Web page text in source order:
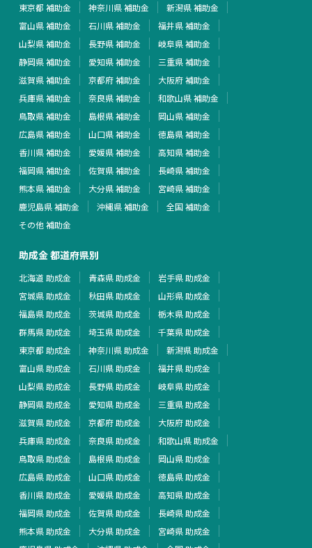
東京都 補助金
神奈川県 補助金
新潟県 補助金
富山県 補助金
石川県 補助金
福井県 補助金
山梨県 補助金
長野県 補助金
岐阜県 補助金
静岡県 補助金
愛知県 補助金
三重県 補助金
滋賀県 補助金
京都府 補助金
大阪府 補助金
兵庫県 補助金
奈良県 補助金
和歌山県 補助金
鳥取県 補助金
島根県 補助金
岡山県 補助金
広島県 補助金
山口県 補助金
徳島県 補助金
香川県 補助金
愛媛県 補助金
高知県 補助金
福岡県 補助金
佐賀県 補助金
長崎県 補助金
熊本県 補助金
大分県 補助金
宮崎県 補助金
鹿児島県 補助金
沖縄県 補助金
全国 補助金
その他 補助金
助成金 都道府県別
北海道 助成金 青森県 助成金
岩手県 助成金
宮城県 助成金
秋田県 助成金
山形県 助成金
福島県 助成金
茨城県 助成金
栃木県 助成金
群馬県 助成金
埼玉県 助成金
千葉県 助成金
東京都 助成金
神奈川県 助成金
新潟県 助成金
富山県 助成金
石川県 助成金
福井県 助成金
山梨県 助成金
長野県 助成金
岐阜県 助成金
静岡県 助成金
愛知県 助成金
三重県 助成金
滋賀県 助成金
京都府 助成金
大阪府 助成金
兵庫県 助成金
奈良県 助成金
和歌山県 助成金
鳥取県 助成金
島根県 助成金
岡山県 助成金
広島県 助成金
山口県 助成金
徳島県 助成金
香川県 助成金
愛媛県 助成金
高知県 助成金
福岡県 助成金
佐賀県 助成金
長崎県 助成金
熊本県 助成金
大分県 助成金
宮崎県 助成金